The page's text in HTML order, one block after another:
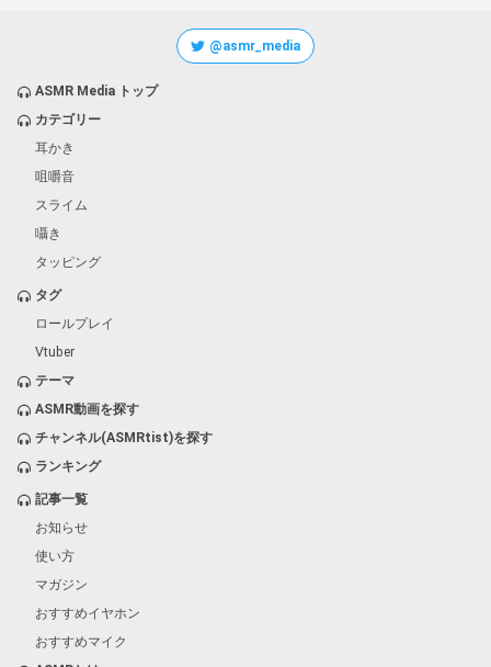
@asmr_media
ASMR Media トップ
カテゴリー
耳かき
咀嚼音
スライム
囁き
タッピング
タグ
ロールプレイ
Vtuber
テーマ
ASMR動画を探す
チャンネル(ASMRtist)を探す
ランキング
記事一覧
お知らせ
使い方
マガジン
おすすめイヤホン
おすすめマイク